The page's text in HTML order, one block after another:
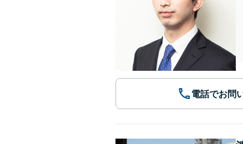
電話でお問